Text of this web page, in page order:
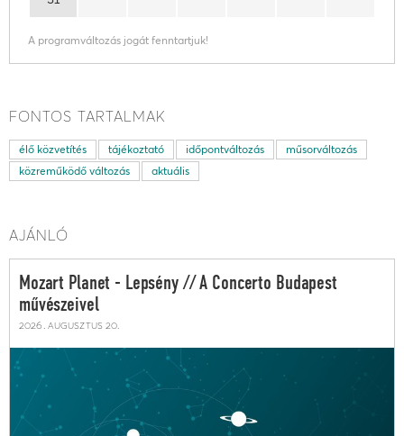
A programváltozás jogát fenntartjuk!
FONTOS TARTALMAK
élő közvetítés tájékoztató időpontváltozás
műsorváltozás
közreműködő változás
aktuális
AJÁNLÓ
Mozart Planet - Lepsény // A Concerto Budapest
művészeivel
2026. augusztus 20.